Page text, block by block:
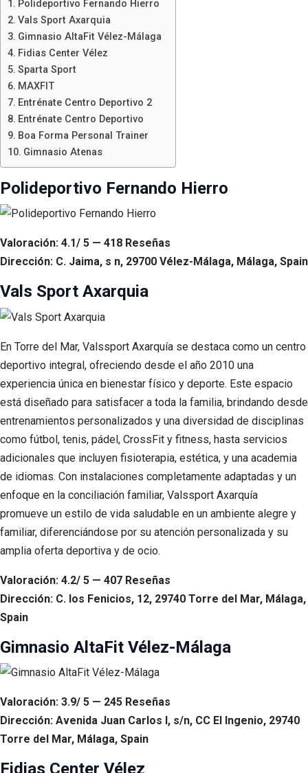
Polideportivo Fernando Hierro
Vals Sport Axarquia
Gimnasio AltaFit Vélez-Málaga
Fidias Center Vélez
Sparta Sport
MAXFIT
Entrénate Centro Deportivo 2
Entrénate Centro Deportivo
Boa Forma Personal Trainer
Gimnasio Atenas
Polideportivo Fernando Hierro
Valoración: 4.1/ 5 — 418 Reseñas
Dirección: C. Jaima, s n, 29700 Vélez-Málaga, Málaga, Spain
Vals Sport Axarquia
En Torre del Mar, Valssport Axarquía se destaca como un centro
deportivo integral, ofreciendo desde el año 2010 una
experiencia única en bienestar físico y deporte. Este espacio
está diseñado para satisfacer a toda la familia, brindando desde
entrenamientos personalizados y una diversidad de disciplinas
como fútbol, tenis, pádel, CrossFit y fitness, hasta servicios
adicionales que incluyen fisioterapia, estética, y una academia
de idiomas. Con instalaciones completamente adaptadas y un
enfoque en la conciliación familiar, Valssport Axarquía
promueve un estilo de vida saludable en un ambiente alegre y
familiar, diferenciándose por su atención personalizada y su
amplia oferta deportiva y de ocio.
Valoración: 4.2/ 5 — 407 Reseñas
Dirección: C. los Fenicios, 12, 29740 Torre del Mar, Málaga,
Spain
Gimnasio AltaFit Vélez-Málaga
Valoración: 3.9/ 5 — 245 Reseñas
Dirección: Avenida Juan Carlos I, s/n, CC El Ingenio, 29740
Torre del Mar, Málaga, Spain
Fidias Center Vélez